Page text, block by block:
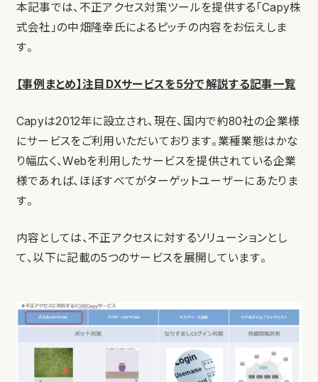
本記事では、不正アクセス対策ツールを提供する「Capy株
式会社」の中畑隆幸氏によるピッチの内容をお伝えしま
す。
【事例まとめ】注目DXサービスを5分で解説する記事一覧
Capyは2012年に設立され、現在、国内で約80社の企業様
にサービスをご利用いただいております。 業種業態はかな
り幅広く、Webを利用したサービスを提供されている企業
様であれば、ほぼすべてがターゲットユーザーにあたりま
す。
内容としては、不正アクセスに対するソリューションとし
て、以下に記載の5つのサービスを展開しています。